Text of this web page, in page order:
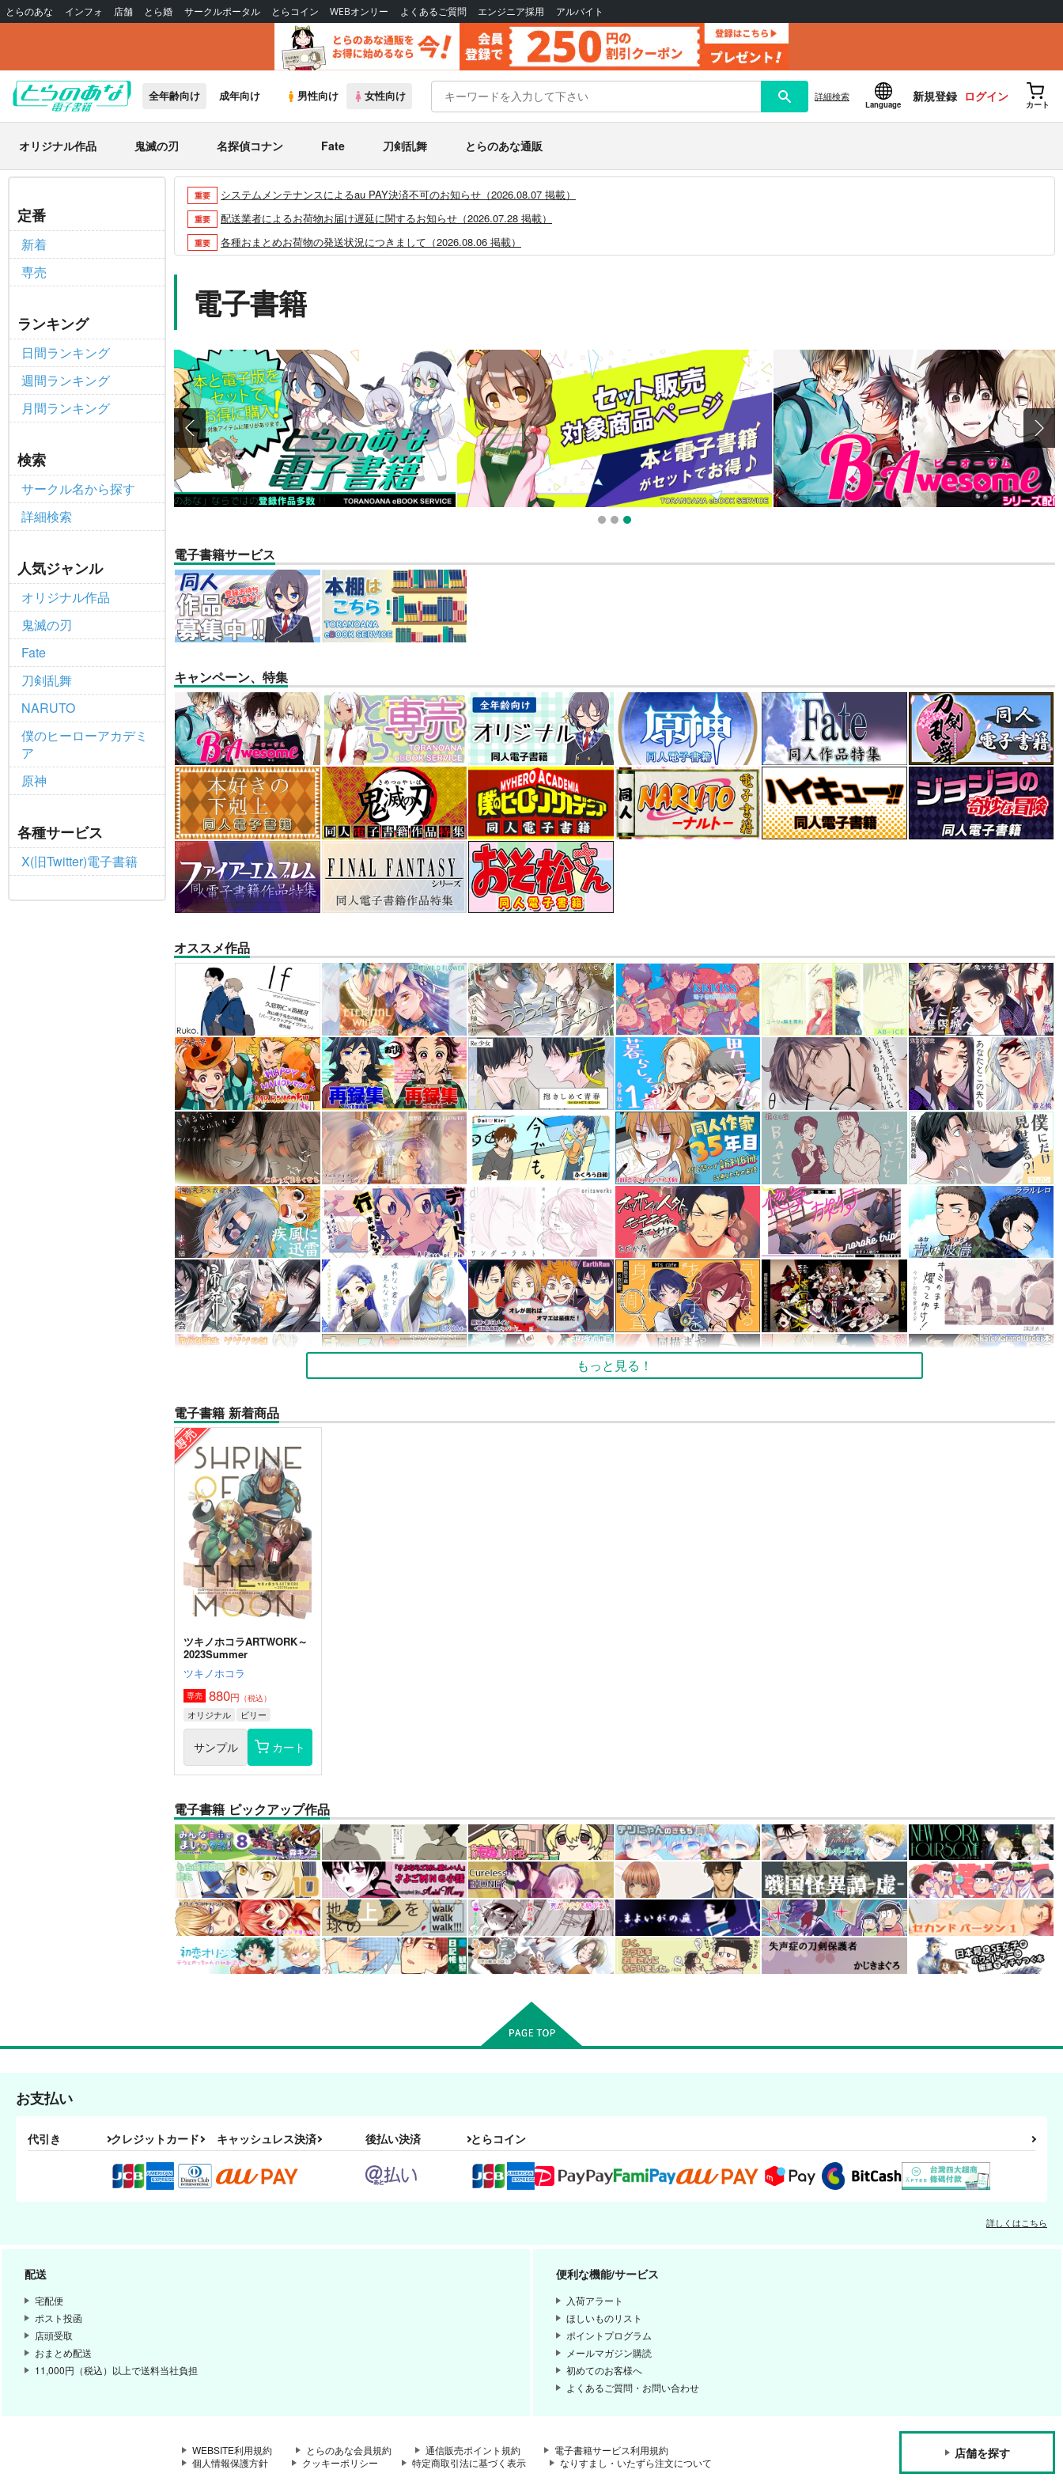
とらのあな インフォ 店舗 とら婚 サークルポータル とらコイン WEBオンリー よくあるご質問 エンジニア採用 アルバイト
全年齢向け 成年向け 男性向け 女性向け 詳細検索
Language
新規登録 ログイン
カート
オリジナル作品 鬼滅の刃 名探偵コナン Fate 刀剣乱舞 とらのあな通販
定番
新着
専売
ランキング
日間ランキング
週間ランキング
月間ランキング
検索
サークル名から探す
詳細検索
人気ジャンル
オリジナル作品
鬼滅の刃
Fate
刀剣乱舞
NARUTO
僕のヒーローアカデミ
ア
原神
各種サービス
X(旧Twitter)電子書籍
重要 システムメンテナンスによるau PAY決済不可のお知らせ（2026.08.07 掲載）
重要 配送業者によるお荷物お届け遅延に関するお知らせ（2026.07.28 掲載）
重要 各種おまとめお荷物の発送状況につきまして（2026.08.06 掲載）
重要 【2026/4/1より】とらのあなプレミアム、新支払い方法＆新プラン導入のお知らせ（2026.03.09 掲載）
重要 おまとめサイクル「定期便(月2)」一般会員様の利用再開のお知らせ（2026.02.05 掲載）
重要 【2025/12/1より】「通販ポイント⇒とらコイン変換キャンペーン」終了のお知らせ（2025.11.21 掲載）
重要 個人情報保護方針の改定について（2025.09.19 更新｜2025.08.01 掲載）
重要 ポイント付与・管理体制改定のお知らせ（2024.11.20 掲載）
全てのお知らせを見る
電子書籍
1 2 3
電子書籍サービス
キャンペーン、特集
オススメ作品
もっと見る！
電子書籍 新着商品
ツキノホコラARTWORK～
2023Summer
ツキノホコラ
専売 880円 （税込）
オリジナル ビリー
サンプル カート
電子書籍 ピックアップ作品
お支払い
代引き クレジットカード キャッシュレス決済 後払い決済 とらコイン
詳しくはこちら
配送
宅配便
ポスト投函
店頭受取
おまとめ配送
11,000円（税込）以上で送料当社負担
便利な機能/サービス
入荷アラート
ほしいものリスト
ポイントプログラム
メールマガジン購読
初めてのお客様へ
よくあるご質問・お問い合わせ
WEBSITE利用規約 とらのあな会員規約 通信販売ポイント規約
電子書籍サービス利用規約
個人情報保護方針
クッキーポリシー 特定商取引法に基づく表示 なりすまし・いたずら注文について
店舗を探す